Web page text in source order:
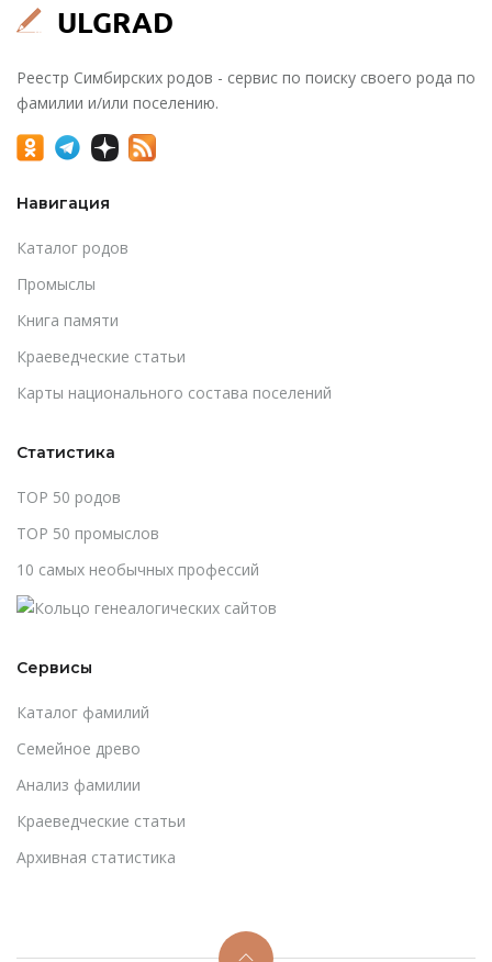
Реестр Симбирских родов - сервис по поиску своего рода по
фамилии и/или поселению.
Навигация
Каталог родов
Промыслы
Книга памяти
Краеведческие статьи
Карты национального состава поселений
Статистика
TOP 50 родов
TOP 50 промыслов
10 самых необычных профессий
Сервисы
Каталог фамилий
Cемейное древо
Анализ фамилии
Краеведческие статьи
Архивная статистика